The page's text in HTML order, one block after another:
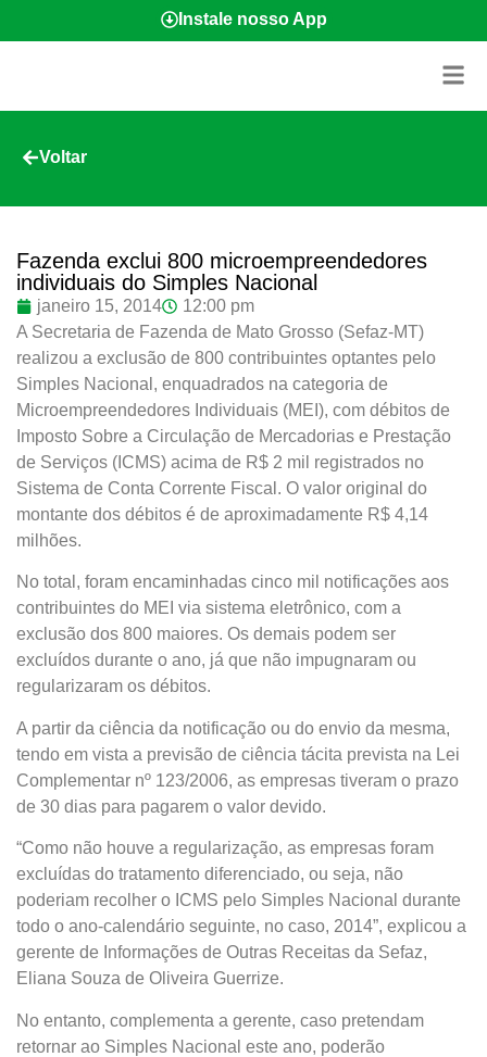
Instale nosso App
Voltar
Fazenda exclui 800 microempreendedores
individuais do Simples Nacional
janeiro 15, 2014
12:00 pm
A Secretaria de Fazenda de Mato Grosso (Sefaz-MT)
realizou a exclusão de 800 contribuintes optantes pelo
Simples Nacional, enquadrados na categoria de
Microempreendedores Individuais (MEI), com débitos de
Imposto Sobre a Circulação de Mercadorias e Prestação
de Serviços (ICMS) acima de R$ 2 mil registrados no
Sistema de Conta Corrente Fiscal. O valor original do
montante dos débitos é de aproximadamente R$ 4,14
milhões.
No total, foram encaminhadas cinco mil notificações aos
contribuintes do MEI via sistema eletrônico, com a
exclusão dos 800 maiores. Os demais podem ser
excluídos durante o ano, já que não impugnaram ou
regularizaram os débitos.
A partir da ciência da notificação ou do envio da mesma,
tendo em vista a previsão de ciência tácita prevista na Lei
Complementar nº 123/2006, as empresas tiveram o prazo
de 30 dias para pagarem o valor devido.
“Como não houve a regularização, as empresas foram
excluídas do tratamento diferenciado, ou seja, não
poderiam recolher o ICMS pelo Simples Nacional durante
todo o ano-calendário seguinte, no caso, 2014”, explicou a
gerente de Informações de Outras Receitas da Sefaz,
Eliana Souza de Oliveira Guerrize.
No entanto, complementa a gerente, caso pretendam
retornar ao Simples Nacional este ano, poderão